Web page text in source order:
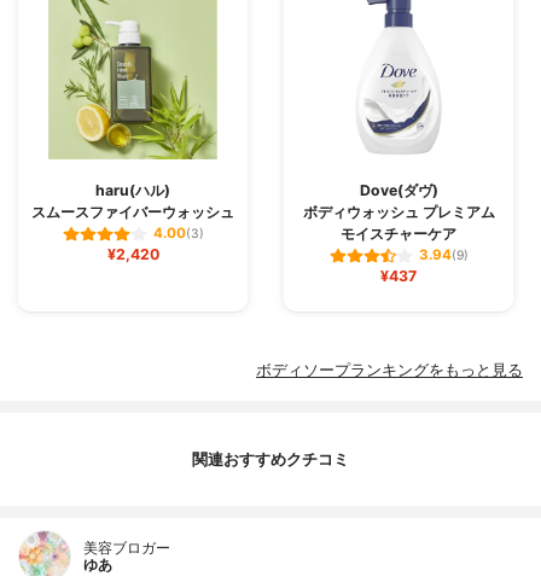
haru(ハル)
スムースファイバーウォッシュ
4.00(3)
¥2,420
Dove(ダヴ)
ボディウォッシュ プレミアム
モイスチャーケア
3.94(9)
¥437
ボディソープランキングをもっと見る
関連おすすめクチコミ
美容ブロガー
ゆあ